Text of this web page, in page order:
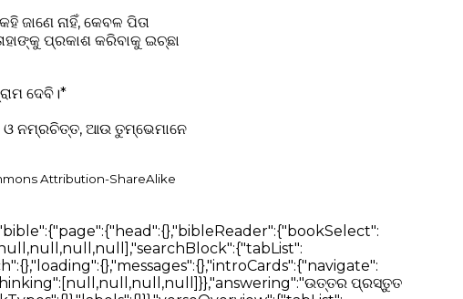
ନାହିଁ, କେବଳ ପିତା
ପ୍ରକାଶ କରିବାକୁ ଇଚ୍ଛା
ଦେବି।*
ନମ୍ରଚିତ୍ତ, ଆଉ ତୁମ୍ଭେମାନେ
Attribution-ShareAlike
again","cannotCompleteQueryError":"Unable to complete your query, please try again later.","start":["Hi, how can I help?","What's on your mind?","What's your question?"],"thinking":["Thank you. Let me think about that.","I will look for an answer for you.","Great question, give me a few seconds to find the answer","Sure thing. I'll find an answer for you."]}}},"notes":{"addNote":"Add Note","addNoteTitle":"Bible Note","noteTagsTitle":"Note Tags","autosaveMessage":"Notes autosave","firstNoteMessage":"Add your first note","noteTitleInput":"Note title","tagInputPlaceholder":"Press ENTER to add a new tag","editorInputPlaceholderText":"Type your note here...","loginCard":{"text":"To view your Notes, please login or register"},"btn":{"cancel":"Close","edit":"Edit","delete":"Delete"},"messages":{"addNoteTitleError":"Cannot add a note without a title"},"dropdown":{"textFormat":{"normal":"Normal","largeHeading":"Large Heading","smallHeading":"Small Heading","bulletList":"Bullet List","numberedList":"Numbered List","quote":"Quote","codeBlock":"Code Block"},"textAlignment":{"buttonLabel":"Formatting options for text alignment","leftAlign":"Left Align","centerAlign":"Center Align","rightAlign":"Right Align","justifyAlign":"Justify Align","startAlign":"Start Align","endAlign":"End Align","outdent":"Outdent","indent":"Indent"},"blockTypes":{"paragraph":"Normal","h1":"Large Heading","h2":"Small Heading","h3":"Heading","h4":"Heading","h5":"Heading","ol":"Numbered List","ul":"Bulleted List","quote":"Quote","code":"Code Block"}},"labels":{"undo":"Undo","redo":"Redo","formatBold":"Format Bold","formatItalic":"Format Italics","formatUnderline":"Format Underline","formatStrikethrough":"Format Strikethrough","insertLink":"Insert Link","formattingOptions":"Formatting Options","codeLanguage":"Select Code Language"}}},"verseOverview":{"tabList":["Overview","Media","Dictionary","Commentary"],"lowQualityMessage":"The below results may not contain direct answers to your selected verse.","noVerseCommentaryMessage":"No Commentary found for the selected verse. Please try selecting a wider range of verses.","noVerseDictionaryMessage":"No Dictionary definitions found for the selected verse. Please try selecting a wider range of verses.","noVerseMediaMessage":"No Media found for the selected verse. Please try selecting a wider range of verses.","loading":{"commentary":"Loading Commentary","dictionary":"Loading Dictionary"},"dictionaries":"Dictionaries","encyclopedias":"Encyclopedias"},"bibleSelectorTitles":{"books":"Books","chapters":"Chapters","verses":"Verses"},"swipeNavigation":{"prev":"Prev","swipe":"SWIPE","next":"Next"},"betaFeedback":{"title":"Beta Feedback","description":"We are constantly improving our Bible AI. Please share your feedback with us.","form":{"title":"Beta Feedback Form"},"feedbackForm":{"description":" ","experienceRating":{"title":"How would you rate your Bible experience so far?","options":["1 - Poor","2 - Fair","3 - Good","4 - Very Good","5 - Excellent"]},"readingMeans":{"title":"What is your primary method of reading the Bible?","options":["Digitally (Bible apps)","Phys